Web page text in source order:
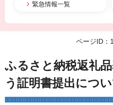
緊急情報一覧
ページID：
ふるさと納税返礼
う証明書提出につい